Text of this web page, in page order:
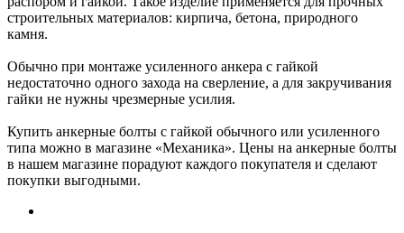
строительных материалов: кирпича, бетона, природного
камня.
Обычно при монтаже усиленного анкера с гайкой
недостаточно одного захода на сверление, а для закручивания
гайки не нужны чрезмерные усилия.
Купить анкерные болты с гайкой обычного или усиленного
типа можно в магазине «Механика». Цены на анкерные болты
в нашем магазине порадуют каждого покупателя и сделают
покупки выгодными.